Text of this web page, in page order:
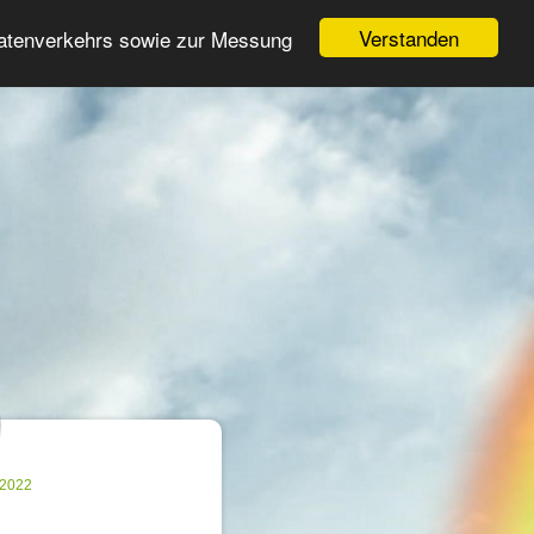
Verstanden
sowie zur Messung